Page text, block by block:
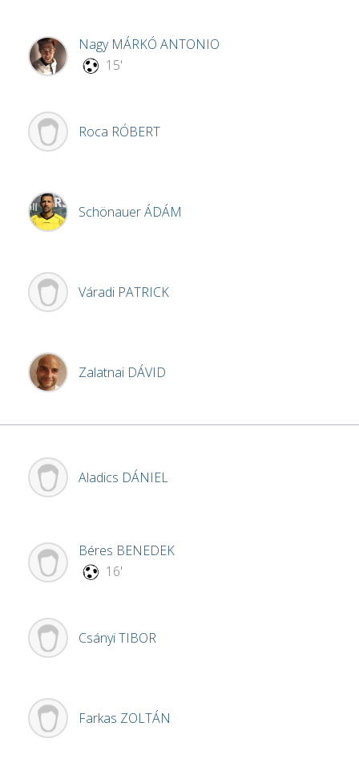
Nagy MÁRKÓ ANTONIO
15'
Roca RÓBERT
SchönauerÁDÁM
Váradi PATRICK
Zalatnai DÁVID
Aladics DÁNIEL
Béres BENEDEK
16'
CsányiTIBOR
Farkas ZOLTÁN